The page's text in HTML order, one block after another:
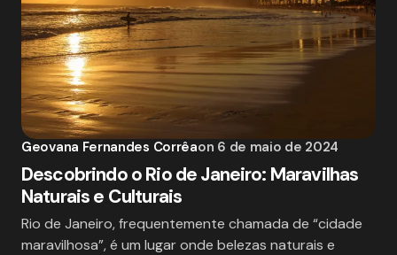
Geovana Fernandes Corrêaon 6 de maio de 2024
Descobrindo o Rio de Janeiro: Maravilhas
Naturais e Culturais
Rio de Janeiro, frequentemente chamada de “cidade
maravilhosa”, é um lugar onde belezas naturais e